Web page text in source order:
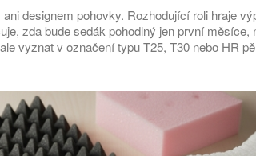
designem pohovky. Rozhodující roli hraje
zda bude sedák pohodlný jen první měsíce,
vyznat v označení typu T25, T30 nebo HR